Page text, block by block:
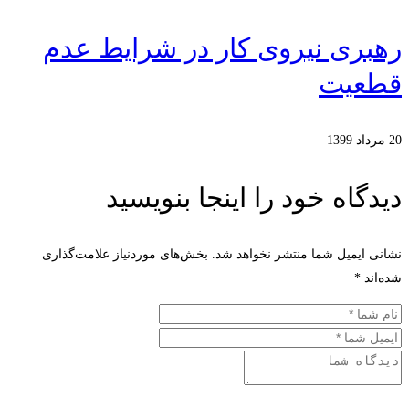
رهبری نیروی کار در شرایط عدم
قطعیت
20 مرداد 1399
دیدگاه خود را اینجا بنویسید
نشانی ایمیل شما منتشر نخواهد شد. بخش‌های موردنیاز علامت‌گذاری
شده‌اند *